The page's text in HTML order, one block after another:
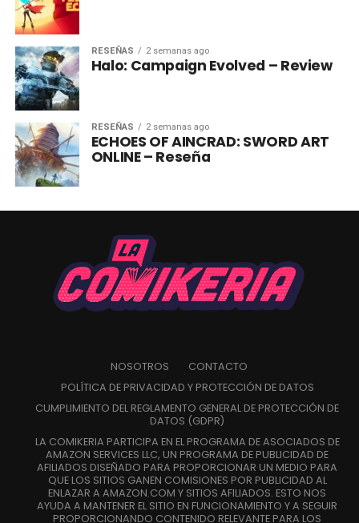
RESEÑAS 2 semanas ago
Halo: Campaign Evolved – Review
RESEÑAS 2 semanas ago
ECHOES OF AINCRAD: SWORD ART
ONLINE – Reseña
NOSOTROS
CONTACTO
POLÍTICA DE PRIVACIDAD Y PROTECCIÓN DE DATOS
CUMPLIMIENTO DEL REGLAMENTO GENERAL DE PROTECCIÓN DE
DATOS (GDPR)
LA COMIKERIA PARTICIPA EN EL PROGRAMA DE ASOCIADOS DE
AMAZON SERVICES LLC, UN PROGRAMA DE PUBLICIDAD DE
AFILIADOS DISEÑADO PARA PROPORCIONAR UN MEDIO PARA
QUE LOS SITIOS GANEN COMISIONES POR PUBLICIDAD AL
ENLAZAR A AMAZON.COM Y SITIOS AFILIADOS. ESTO NOS
AYUDA A MANTENER EL SITIO EN FUNCIONAMIENTO Y A SEGUIR
PROPORCIONANDO CONTENIDO RELEVANTE PARA LOS